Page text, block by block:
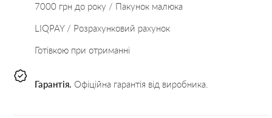
7000 грн до року / Пакунок малюка
LIQPAY / Розрахунковий рахунок
Готівкою при отриманні
Гарантія. Офіційна гарантія від виробника.